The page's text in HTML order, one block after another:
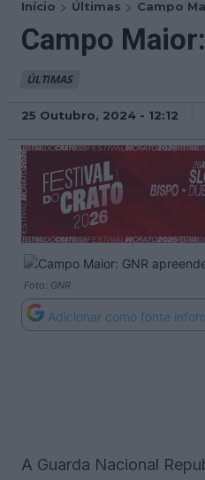
Início Últimas Campo
Campo
ÚLTIMAS
25 Outubro, 2024 - 12:12
Foto: GNR
Adicionar como fonte
A Guarda Nacional